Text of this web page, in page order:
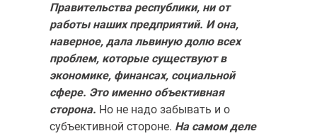
Правительства респу­блики, ни от
работы наших предприятий. И она,
наверное, дала львиную долю всех
проблем, которые существуют в
экономике, финансах, соци­альной
сфере. Это именно объективная
сторона. Но не надо забывать и о
субъективной стороне. На самом деле